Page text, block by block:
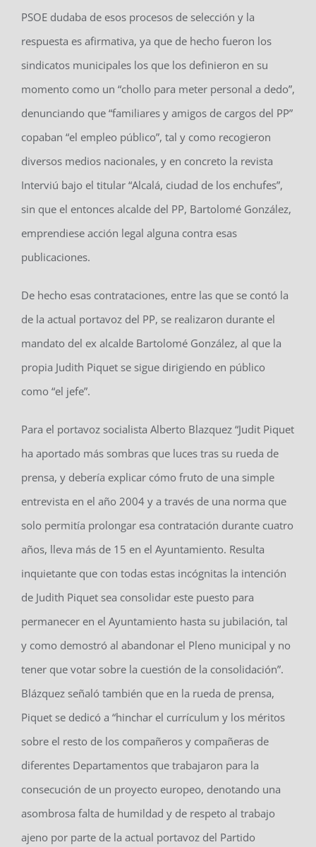
PSOE dudaba de esos procesos de selección y la
respuesta es afirmativa, ya que de hecho fueron los
sindicatos municipales los que los definieron en su
momento como un “chollo para meter personal a dedo”,
denunciando que “familiares y amigos de cargos del PP”
copaban “el empleo público”, tal y como recogieron
diversos medios nacionales, y en concreto la revista
Interviú bajo el titular “Alcalá, ciudad de los enchufes”,
sin que el entonces alcalde del PP, Bartolomé González,
emprendiese acción legal alguna contra esas
publicaciones.
De hecho esas contrataciones, entre las que se contó la
de la actual portavoz del PP, se realizaron durante el
mandato del ex alcalde Bartolomé González, al que la
propia Judith Piquet se sigue dirigiendo en público
como “el jefe”.
Para el portavoz socialista Alberto Blazquez “Judit Piquet
ha aportado más sombras que luces tras su rueda de
prensa, y debería explicar cómo fruto de una simple
entrevista en el año 2004 y a través de una norma que
solo permitía prolongar esa contratación durante cuatro
años, lleva más de 15 en el Ayuntamiento. Resulta
inquietante que con todas estas incógnitas la intención
de Judith Piquet sea consolidar este puesto para
permanecer en el Ayuntamiento hasta su jubilación, tal
y como demostró al abandonar el Pleno municipal y no
tener que votar sobre la cuestión de la consolidación”.
Blázquez señaló también que en la rueda de prensa,
Piquet se dedicó a “hinchar el currículum y los méritos
sobre el resto de los compañeros y compañeras de
diferentes Departamentos que trabajaron para la
consecución de un proyecto europeo, denotando una
asombrosa falta de humildad y de respeto al trabajo
ajeno por parte de la actual portavoz del Partido